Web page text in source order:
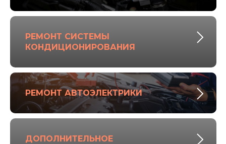
РЕМОНТ СИСТЕМЫ
КОНДИЦИОНИРОВАНИЯ
РЕМОНТ АВТОЭЛЕКТРИКИ
ДОПОЛНИТЕЛЬНОЕ